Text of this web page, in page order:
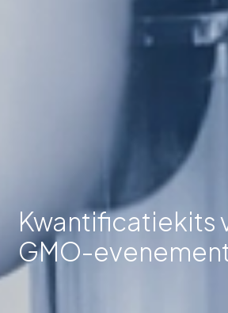
Kwantificatiekits
GMO-